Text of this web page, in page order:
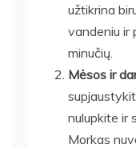
užtikrina
vandeniu ir
minučių.
Mėsos ir
nulupkite ir
Morkas